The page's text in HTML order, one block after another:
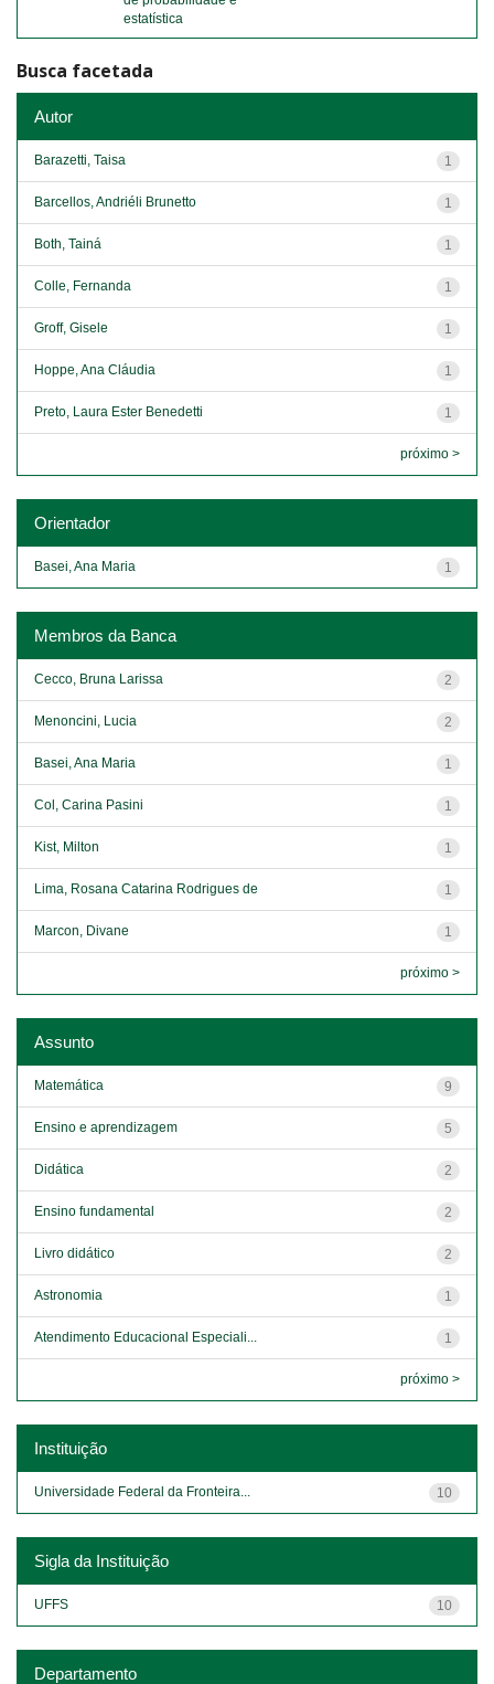
estatística
Busca facetada
Autor
1
Barazetti, Taisa
1
Barcellos, Andriéli Brunetto
1
Both, Tainá
1
Colle, Fernanda
1
Groff, Gisele
1
Hoppe, Ana Cláudia
1
Preto, Laura Ester Benedetti
próximo >
Orientador
1
Basei, Ana Maria
Membros da Banca
2
Cecco, Bruna Larissa
2
Menoncini, Lucia
1
Basei, Ana Maria
1
Col, Carina Pasini
1
Kist, Milton
1
Lima, Rosana Catarina Rodrigues de
1
Marcon, Divane
próximo >
Assunto
9
Matemática
5
Ensino e aprendizagem
2
Didática
2
Ensino fundamental
2
Livro didático
1
Astronomia
1
Atendimento Educacional Especiali...
próximo >
Instituição
10
Universidade Federal da Fronteira...
Sigla da Instituição
10
UFFS
Departamento